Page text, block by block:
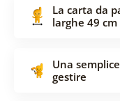
La carta da
larghe 49 cm
Una
gestire